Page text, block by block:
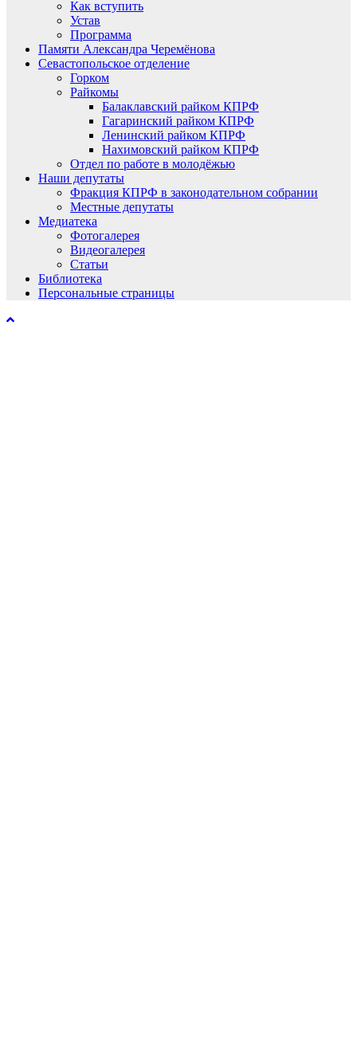
Как вступить
Устав
Программа
Памяти Александра Черемёнова
Севастопольское отделение
Горком
Райкомы
Балаклавский райком КПРФ
Гагаринский райком КПРФ
Ленинский райком КПРФ
Нахимовский райком КПРФ
Отдел по работе в молодёжью
Наши депутаты
Фракция КПРФ в законодательном собрании
Местные депутаты
Медиатека
Фотогалерея
Видеогалерея
Статьи
Библиотека
Персональные страницы